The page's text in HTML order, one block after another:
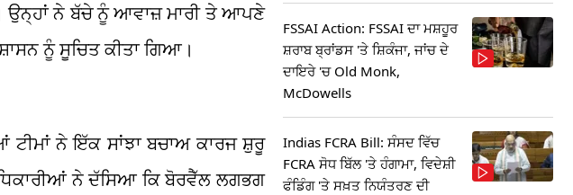
ਉਨ੍ਹਾਂ ਨੇ ਬੱਚੇ ਨੂੰ ਆਵਾਜ਼ ਮਾਰੀ ਤੇ ਆਪਣੇ
ਨੂੰ ਸੂਚਿਤ ਕੀਤਾ ਗਿਆ।
ਟੀਮਾਂ ਨੇ ਇੱਕ ਸਾਂਝਾ ਬਚਾਅ ਕਾਰਜ ਸ਼ੁਰੂ
ਨੇ ਦੱਸਿਆ ਕਿ ਬੋਰਵੈੱਲ ਲਗਭਗ
FSSAI Action: FSSAI ਦਾ ਮਸ਼ਹੂਰ
ਸ਼ਰਾਬ ਬ੍ਰਾਂਡਸ 'ਤੇ ਸ਼ਿਕੰਜਾ, ਜਾਂਚ ਦੇ
ਦਾਇਰੇ 'ਚ Old Monk,
McDowells
Indias FCRA Bill: ਸੰਸਦ ਵਿੱਚ
FCRA ਸੋਧ ਬਿੱਲ 'ਤੇ ਹੰਗਾਮਾ, ਵਿਦੇਸ਼ੀ
ਫੰਡਿੰਗ 'ਤੇ ਸਖ਼ਤ ਨਿਯੰਤਰਣ ਦੀ